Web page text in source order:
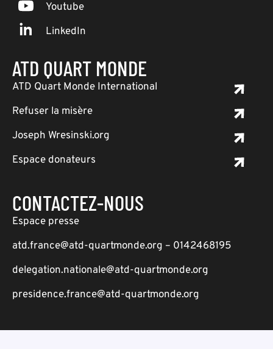
Youtube
LinkedIn
ATD QUART MONDE
ATD Quart Monde International
Refuser la misère
Joseph Wresinski.org
Espace donateurs
CONTACTEZ-NOUS
Espace presse
atd.france@atd-quartmonde.org – 0142468195
delegation.nationale@atd-quartmonde.org
presidence.france@atd-quartmonde.org